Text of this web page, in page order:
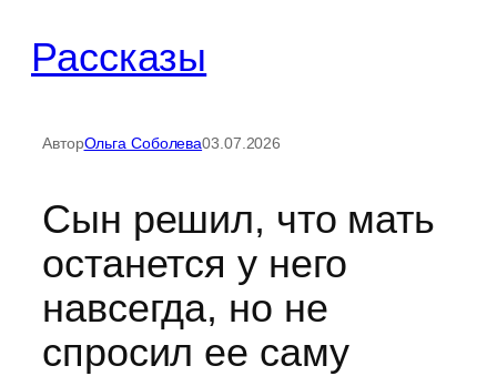
содержимому
Рассказы
АвторОльга Соболева03.07.2026
Сын решил, что мать
останется у него
навсегда, но не
спросил ее саму